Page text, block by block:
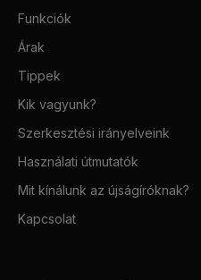
Funkciók
Árak
Tippek
Kik vagyunk?
Szerkesztési irányelveink
Használati útmutatók
Mit kínálunk az újságíróknak?
Kapcsolat